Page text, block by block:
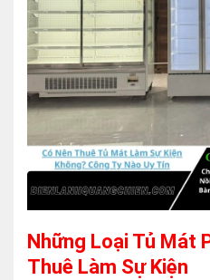
Những Loại Tủ Mát
Thuê Làm Sự Kiện